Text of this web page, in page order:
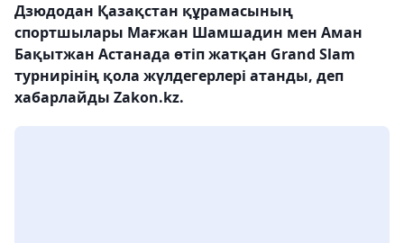
Дзюдодан Қазақстан құрамасының
спортшылары Мағжан Шамшадин мен Аман
Бақытжан Астанада өтіп жатқан Grand Slam
турнирінің қола жүлдегерлері атанды, деп
хабарлайды Zakon.kz.